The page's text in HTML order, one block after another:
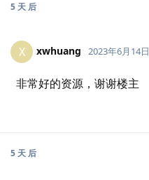
5 天 后
X xwhuang 2023年6月14日
非常好的资源，谢谢楼主
5 天 后